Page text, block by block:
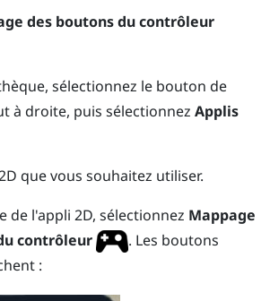
des boutons du contrôleur
, sélectionnez le bouton de
à droite, puis sélectionnez Applis
que vous souhaitez utiliser.
de l'appli 2D, sélectionnez Mappage
contrôleur
. Les boutons
: